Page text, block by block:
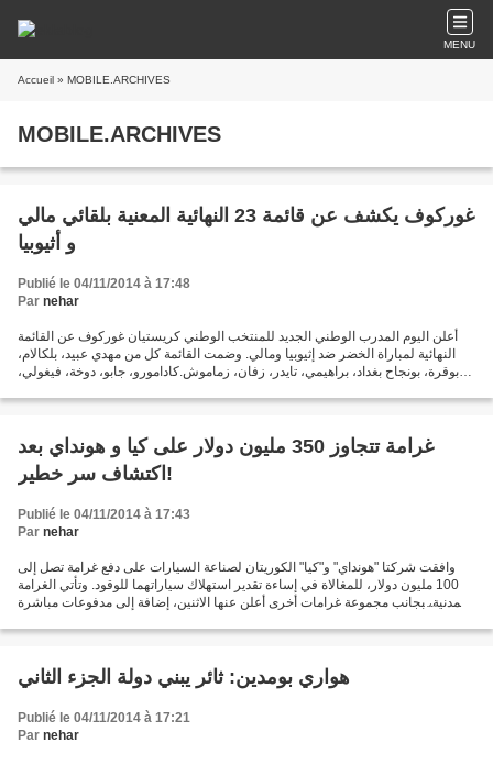
MENU
Accueil » MOBILE.ARCHIVES
MOBILE.ARCHIVES
Publié le 04/11/2014 à 17:48
Par nehar
أعلن اليوم المدرب الوطني الجديد للمنتخب الوطني كريستيان غوركوف عن القائمة
النهائية لمباراة الخضر ضد إثيوبيا ومالي. وضمت القائمة كل من مهدي عبيد، بلكالام،
بوقرة، بونجاح بغداد، براهيمي، تايدر، زفان، زماموش.كادامورو، جابو، دوخة، فيغولي،
غرامة تتجاوز 350 مليون دولار على كيا و هونداي بعد
اكتشاف سر خطير!
Publié le 04/11/2014 à 17:43
Par nehar
وافقت شركتا "هونداي" و"كيا" الكوريتان لصناعة السيارات على دفع غرامة تصل إلى
100 مليون دولار، للمغالاة في إساءة تقدير استهلاك سياراتهما للوقود. وتأتي الغرامة
المدنية، بجانب مجموعة غرامات أخرى أعلن عنها الاثنين، إضافة إلى مدفوعات مباشرة
هواري بومدين: ثائر يبني دولة الجزء الثاني
Publié le 04/11/2014 à 17:21
Par nehar